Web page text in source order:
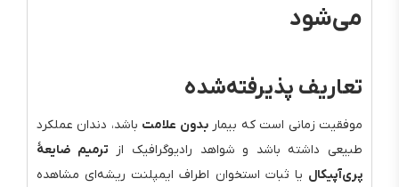
می‌شود
تعاریف پذیرفته‌شده
موفقیت زمانی است که بیماربدون علامت باشد، دندان عملکرد
طبیعی داشته باشد و شواهد رادیوگرافیک از ترمیم ضایعهٔ
پری‌آپیکال یا ثبات استخوان اطراف ایمپلنت ریشه‌ای مشاهده